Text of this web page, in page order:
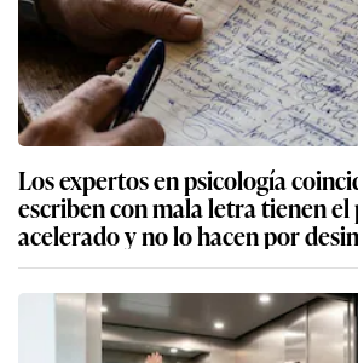
Los expertos en psicología
escriben con mala letra tienen
acelerado y no lo hacen por